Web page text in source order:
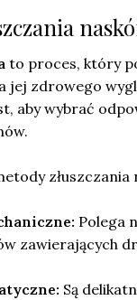
to proces, który
zdrowego
aby wybrać
złuszczania
Polega
zawierających
Są